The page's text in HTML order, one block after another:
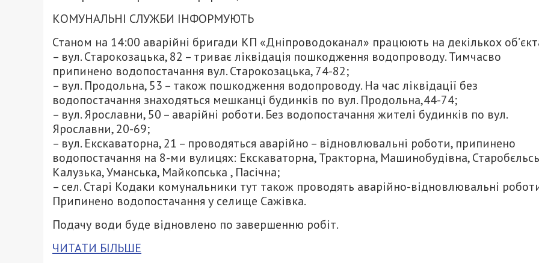
КОМУНАЛЬНІ СЛУЖБИ ІНФОРМУЮТЬ
Станом на 14:00 аварійні бригади КП «Дніпроводоканал» працюють на декількох
– вул. Старокозацька, 82 – триває ліквідація пошкодження водопроводу. Тимчасво
припинено водопостачання вул. Старокозацька, 74-82;
– вул. Продольна, 53 – також пошкодження водопроводу. На час ліквідації без
водопостачання знаходяться мешканці будинків по вул. Продольна,44-74;
– вул. Ярославни, 50 – аварійні роботи. Без водопостачання жителі будинків по вул.
Ярославни, 20-69;
– вул. Екскаваторна, 21 – проводяться аварійно – відновлювальні роботи, припинено
водопостачання на 8-ми вулицях: Екскаваторна, Тракторна, Машинобудівна,
Калузька, Уманська, Майкопська , Пасічна;
– сел. Старі Кодаки комунальники тут також проводять аварійно-відновлювальні
Припинено водопостачання у селище Сажівка.
Подачу води буде відновлено по завершенню робіт.
ЧИТАТИ БІЛЬШЕ